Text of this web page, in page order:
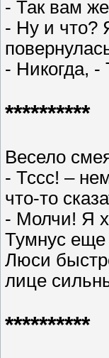
- Так вам
- Ну и что?
- Никогда, -
**********
Весело
- Тссс! –
что-то
- Молчи! Я
Тумнус еще
Люси
лице
**********